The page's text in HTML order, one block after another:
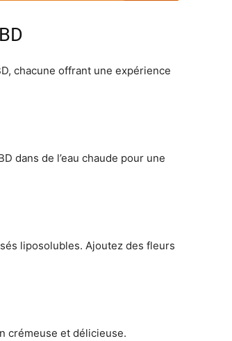
chacune offrant une expérience
dans de l’eau chaude pour une
liposolubles. Ajoutez des fleurs
crémeuse et délicieuse.